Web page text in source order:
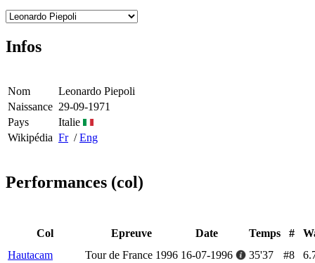
Infos
Nom
Leonardo Piepoli
Naissance 29-09-1971
Pays
Italie
Wikipédia Fr/Eng
Performances (col)
Col Epreuve Date Temps #
Hautacam
Tour de France 1996 16-07-1996 35'37 #8